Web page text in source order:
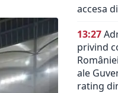
accesa
13:27
privind
ale
rating